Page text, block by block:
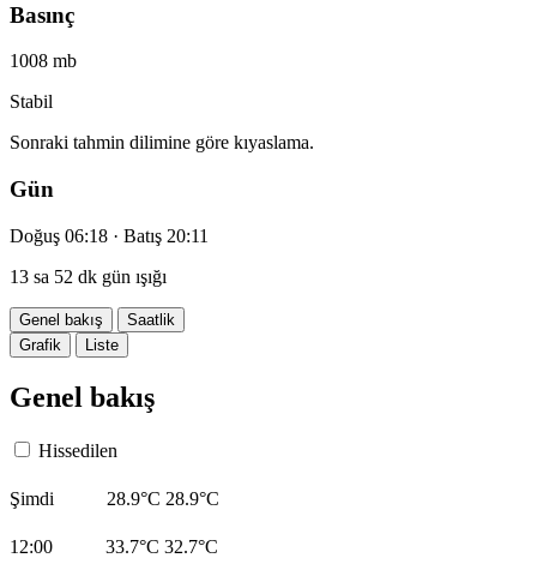
Basınç
1008 mb
Stabil
Sonraki tahmin dilimine göre kıyaslama.
Gün
Doğuş 06:18 · Batış 20:11
13 sa 52 dk gün ışığı
Genel bakış
Saatlik
Grafik
Liste
Genel bakış
Hissedilen
Şimdi 28.9°C 28.9°C
12:00 33.7°C 32.7°C